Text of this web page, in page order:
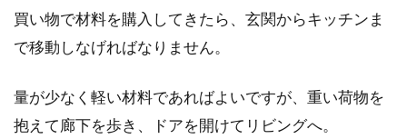
戸建てを考える場合、駐車場をどうするのかも
大事な決め事になります。駐車場の大きさは、
買い物で材料を購入してきたら、玄関からキッチンま
で移動しなげればなりません。
量が少なく軽い材料であればよいですが、重い荷物を
抱えて廊下を歩き、ドアを開けてリビングへ。